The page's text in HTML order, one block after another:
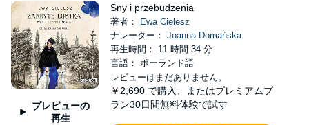
プレビューの
再生
Sny i przebudzenia
著者：
Ewa Cielesz
ナレーター： Joanna Domańska
再生時間： 11 時間 34 分
言語： ポーランド語
レビューはまだありません。
￥2,690 で購入、またはプレミアムプ
ラン30日間無料体験で試す